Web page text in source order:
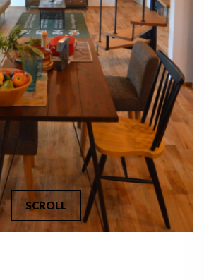
SCROLL